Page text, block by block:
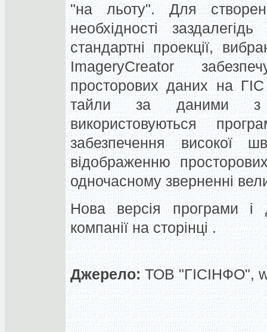
"на льоту". Для
необхідності
стандартні проекції,
ImageryCreator
просторових даних на
тайли за даними з
використовуються
забезпечення високої
відображенню
одночасному зверненні
Нова версія програми і
компанії на сторінці .
Джерело: ТОВ "ГІСІНФО",